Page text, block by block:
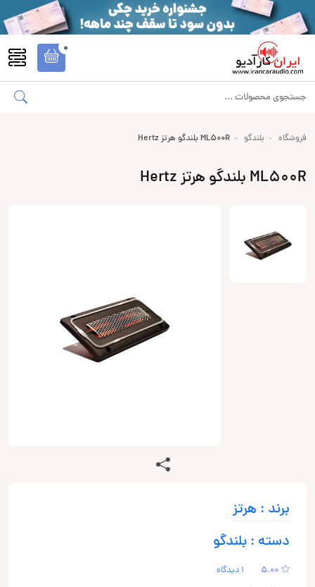
0
فروشگاه بلندگو ML500R بلندگو هرتز Hertz
ML500R بلندگو هرتز Hertz
برند : هرتز
دسته : بلندگو
5.00 1 دیدگاه